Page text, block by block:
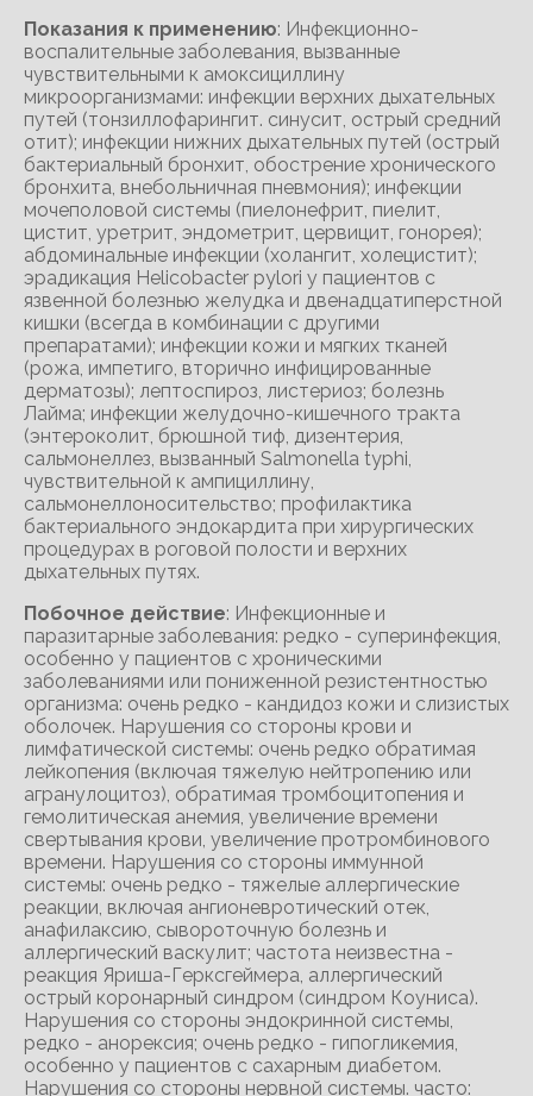
Показания к применению: Инфекционно-
воспалительные заболевания, вызванные
чувствительными к амоксициллину
микроорганизмами: инфекции верхних дыхательных
путей (тонзиллофарингит. синусит, острый средний
отит); инфекции нижних дыхательных путей (острый
бактериальный бронхит, обострение хронического
бронхита, внебольничная пневмония); инфекции
мочеполовой системы (пиелонефрит, пиелит,
цистит, уретрит, эндометрит, цервицит, гонорея);
абдоминальные инфекции (холангит, холецистит);
эрадикация Helicobacter pylori у пациентов с
язвенной болезнью желудка и двенадцатиперстной
кишки (всегда в комбинации с другими
препаратами); инфекции кожи и мягких тканей
(рожа, импетиго, вторично инфицированные
дерматозы); лептоспироз, листериоз; болезнь
Лайма; инфекции желудочно-кишечного тракта
(энтероколит, брюшной тиф, дизентерия,
сальмонеллез, вызванный Salmonella typhi,
чувствительной к ампициллину,
сальмонеллоносительство; профилактика
бактериального эндокардита при хирургических
процедурах в роговой полости и верхних
дыхательных путях.
Побочное действие: Инфекционные и
паразитарные заболевания: редко - суперинфекция,
особенно у пациентов с хроническими
заболеваниями или пониженной резистентностью
организма: очень редко - кандидоз кожи и слизистых
оболочек. Нарушения со стороны крови и
лимфатической системы: очень редко обратимая
лейкопения (включая тяжелую нейтропению или
агранулоцитоз), обратимая тромбоцитопения и
гемолитическая анемия, увеличение времени
свертывания крови, увеличение протромбинового
времени. Нарушения со стороны иммунной
системы: очень редко - тяжелые аллергические
реакции, включая ангионевротический отек,
анафилаксию, сывороточную болезнь и
аллергический васкулит; частота неизвестна -
реакция Яриша-Герксгеймера, аллергический
острый коронарный синдром (синдром Коуниса).
Нарушения со стороны эндокринной системы,
редко - анорексия; очень редко - гипогликемия,
особенно у пациентов с сахарным диабетом.
Нарушения со стороны нервной системы. часто: